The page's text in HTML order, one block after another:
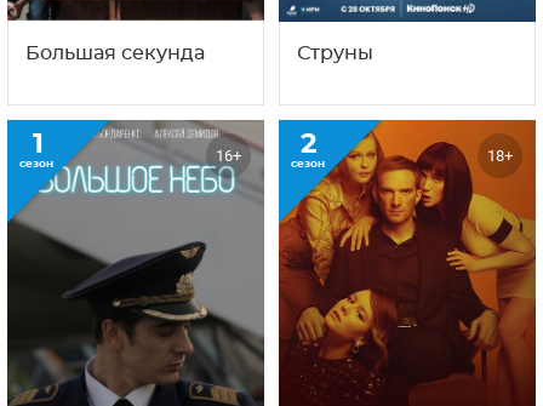
Большая секунда Струны
1
сезон 16+ 2
сезон 18+